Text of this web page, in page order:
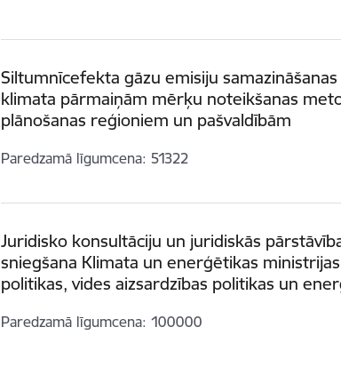
Siltumnīcefekta gāzu emisiju
klimata pārmaiņām mērķu noteikšanas
plānošanas reģioniem un pašvaldībām
Paredzamā līgumcena 51322
Juridisko konsultāciju un juridiskās
sniegšana Klimata un enerģētikas
politikas, vides aizsardzības politikas un
Paredzamā līgumcena 100000